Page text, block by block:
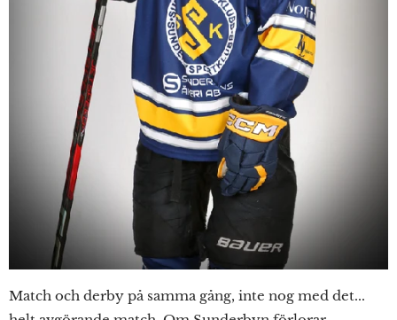
Match och derby på samma gång, inte nog med det...